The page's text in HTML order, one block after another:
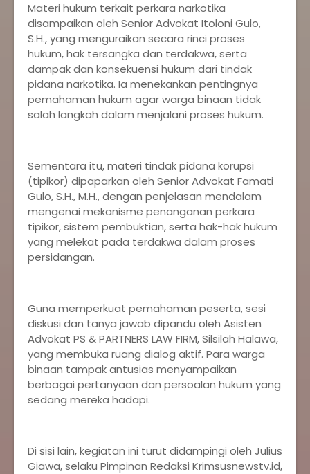
Materi hukum terkait perkara narkotika
disampaikan oleh Senior Advokat Itoloni Gulo,
S.H., yang menguraikan secara rinci proses
hukum, hak tersangka dan terdakwa, serta
dampak dan konsekuensi hukum dari tindak
pidana narkotika. Ia menekankan pentingnya
pemahaman hukum agar warga binaan tidak
salah langkah dalam menjalani proses hukum.
Sementara itu, materi tindak pidana korupsi
(tipikor) dipaparkan oleh Senior Advokat Famati
Gulo, S.H., M.H., dengan penjelasan mendalam
mengenai mekanisme penanganan perkara
tipikor, sistem pembuktian, serta hak-hak hukum
yang melekat pada terdakwa dalam proses
persidangan.
Guna memperkuat pemahaman peserta, sesi
diskusi dan tanya jawab dipandu oleh Asisten
Advokat PS & PARTNERS LAW FIRM, Silsilah Halawa,
yang membuka ruang dialog aktif. Para warga
binaan tampak antusias menyampaikan
berbagai pertanyaan dan persoalan hukum yang
sedang mereka hadapi.
Di sisi lain, kegiatan ini turut didampingi oleh Julius
Giawa, selaku Pimpinan Redaksi Krimsusnewstv.id,